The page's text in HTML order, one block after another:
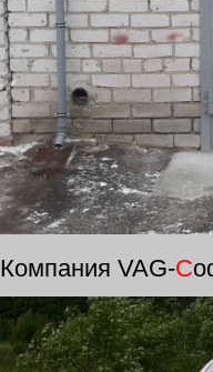
Компания VAG-C